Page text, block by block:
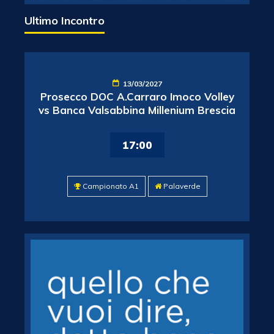
Ultimo Incontro
13/03/2027
Prosecco DOC A.Carraro Imoco Volley
vs Banca Valsabbina Millenium Brescia
17:00
Campionato A1 Palaverde